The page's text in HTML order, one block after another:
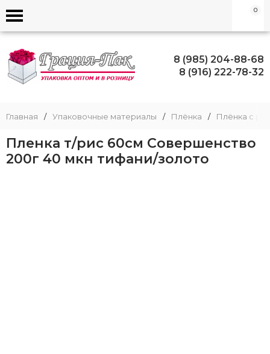
0
8 (985) 204-88-68
8 (916) 222-78-32
Главная / Упаковочные материалы / Плёнка / Плёнка с
Пленка т/рис 60см Совершенство
200г 40 мкн тифани/золото